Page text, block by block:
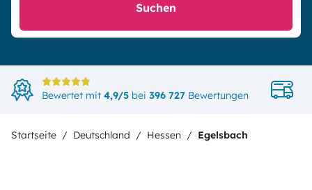
Suchen
Bewertet mit 4,9/5 bei 396 727 Bewertungen
Startseite Deutschland Hessen Egelsbach